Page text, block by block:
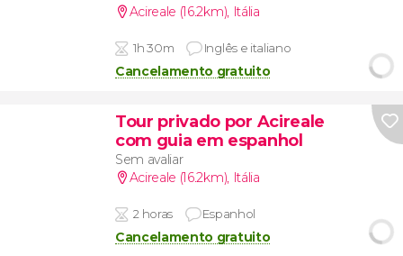
Acireale (16.2km), Itália
1h 30m Inglês e italiano
Cancelamento gratuito
Tour privado por Acireale
com guia em espanhol
Sem avaliar
Acireale (16.2km), Itália
2 horas Espanhol
Cancelamento gratuito